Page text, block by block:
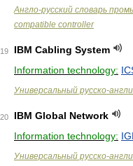
Англо-русский словарь
compatible controller
19
IBM Cabling System
Information technology:
Универсальный русско-
20
IBM Global Network
Information technology:
Универсальный русско-